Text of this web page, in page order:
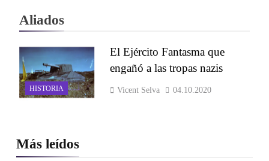
Más leídos
Aliados
HISTORIA
El Ejército Fantasma que
engañó a las tropas nazis
Vicent Selva 04.10.2020